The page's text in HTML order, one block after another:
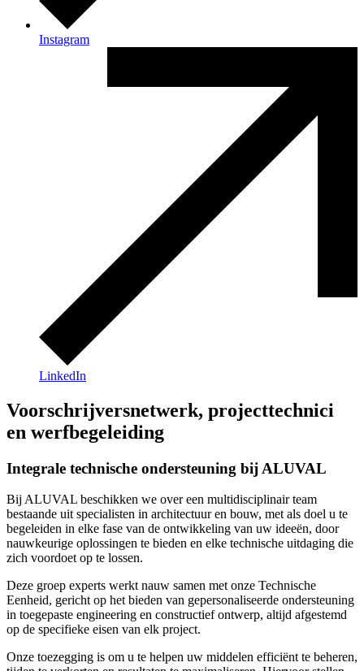
Instagram
LinkedIn
Voorschrijversnetwerk, projecttechnici
en werfbegeleiding
Integrale technische ondersteuning bij ALUVAL
Bij ALUVAL beschikken we over een multidisciplinair team
bestaande uit specialisten in architectuur en bouw, met als doel u te
begeleiden in elke fase van de ontwikkeling van uw ideeën, door
nauwkeurige oplossingen te bieden en elke technische uitdaging die
zich voordoet op te lossen.
Deze groep experts werkt nauw samen met onze Technische
Eenheid, gericht op het bieden van gepersonaliseerde ondersteuning
in toegepaste engineering en constructief ontwerp, altijd afgestemd
op de specifieke eisen van elk project.
Onze toezegging is om u te helpen uw middelen efficiënt te beheren,